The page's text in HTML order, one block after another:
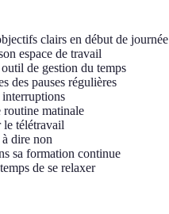
clairs en début de journée
espace de travail
de gestion du temps
des pauses régulières
matinale
télétravail
dire non
sa formation continue
de se relaxer